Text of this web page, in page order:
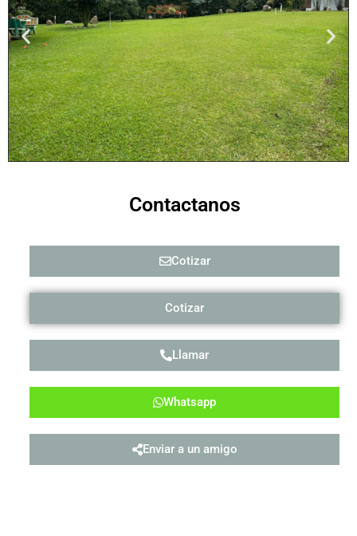
Contactanos
Cotizar
Cotizar
Llamar
Whatsapp
Enviar a un amigo